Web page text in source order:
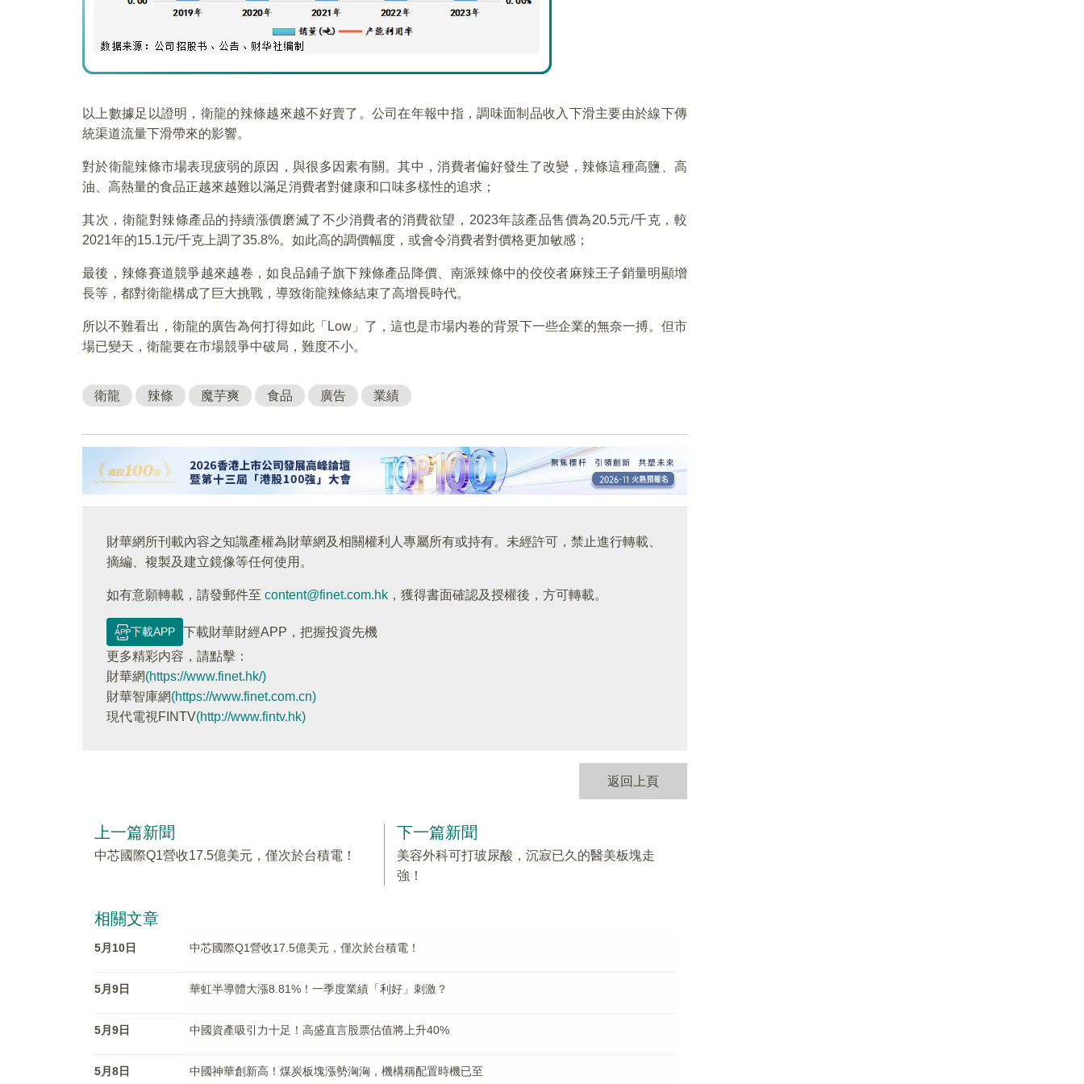
以上數據足以證明，衛龍的辣條越來越不好賣了。公司在年報中指，調味面制品收入下滑主要由於線下傳
統渠道流量下滑帶來的影響。
對於衛龍辣條市場表現疲弱的原因，與很多因素有關。其中，消費者偏好發生了改變，辣條這種高鹽、高
油、高熱量的食品正越來越難以滿足消費者對健康和口味多樣性的追求；
其次，衛龍對辣條產品的持續漲價磨滅了不少消費者的消費欲望，2023年該產品售價為20.5元/千克，較
2021年的15.1元/千克上調了35.8%。如此高的調價幅度，或會令消費者對價格更加敏感；
最後，辣條賽道競爭越來越卷，如良品鋪子旗下辣條產品降價、南派辣條中的佼佼者麻辣王子銷量明顯增
長等，都對衛龍構成了巨大挑戰，導致衛龍辣條結束了高增長時代。
所以不難看出，衛龍的廣告為何打得如此「Low」了，這也是市場内卷的背景下一些企業的無奈一搏。但市
場已變天，衛龍要在市場競爭中破局，難度不小。
衛龍 辣條 魔芋爽 食品 廣告 業績
財華網所刊載內容之知識產權為財華網及相關權利人專屬所有或持有。未經許可，禁止進行轉載、
摘編、複製及建立鏡像等任何使用。
如有意願轉載，請發郵件至 content@finet.com.hk ，獲得書面確認及授權後，方可轉載。
下載APP
下載財華財經APP，把握投資先機
更多精彩内容，請點擊：
財華網(https://www.finet.hk/)
財華智庫網(https://www.finet.com.cn)
現代電視FINTV(http://www.fintv.hk)
返回上頁
上一篇新聞
中芯國際Q1營收17.5億美元，僅次於台積電！
下一篇新聞
美容外科可打玻尿酸，沉寂已久的醫美板塊走
強！
相關文章
5月10日 中芯國際Q1營收17.5億美元，僅次於台積電！
5月9日 華虹半導體大漲8.81%！一季度業績「利好」刺激？
5月9日 中國資產吸引力十足！高盛直言股票估值將上升40%
5月8日 中國神華創新高！煤炭板塊漲勢洶洶，機構稱配置時機已至